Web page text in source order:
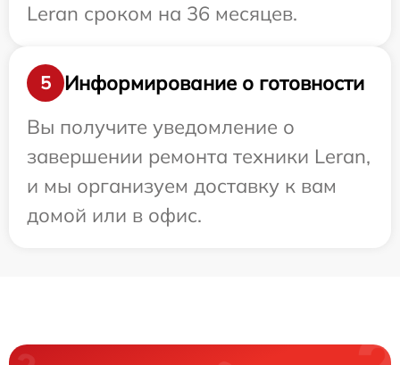
Leran сроком на 36 месяцев.
5
Информирование о готовности
Вы получите уведомление о
завершении ремонта техники Leran,
и мы организуем доставку к вам
домой или в офис.